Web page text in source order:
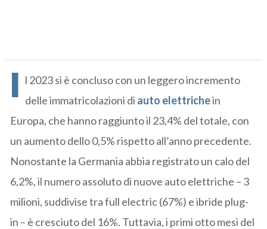
I l 2023 si è concluso con un leggero incremento
delle immatricolazioni di auto elettrichein
Europa, che hanno raggiunto il 23,4% del totale, con
un aumento dello 0,5% rispetto all’anno precedente.
Nonostante la Germania abbia registrato un calo del
6,2%, il numero assoluto di nuove auto elettriche – 3
milioni, suddivise tra full electric (67%) e ibride plug-
in – è cresciuto del 16%. Tuttavia, i primi otto mesi del